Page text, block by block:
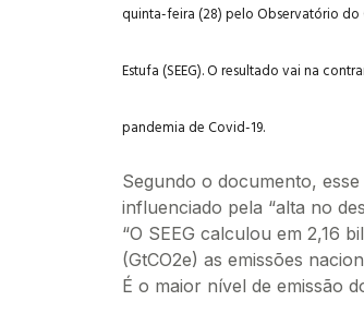
quinta-feira (28) pelo Observatório do
Estufa (SEEG). O resultado vai na
pandemia de Covid-19.
Segundo o documento,
influenciado pela “alta no
“O SEEG calculou em 2,16
(GtCO2e) as emissões
É o maior nível de emissão